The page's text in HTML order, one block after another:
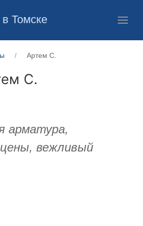
Томске
Артем С.
С.
арматура,
вежливый